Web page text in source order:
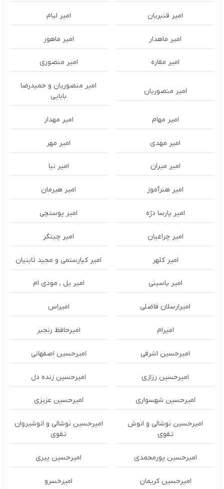
امیر قنبریان امیر لیام
امیر ماهدار امیر ماهور
امیر مقاره امیر منصوری
امیر منصوریان
امیر منصوریان و حمیدرضا
بابایی
امیر مهام امیر مهدار
امیر مهدی امیر مهر
امیر میران امیر نیا
امیر هنرآموز امیر هیرمان
امیر پارسا دژه امیر پوستچی
امیر چراغیان امیر چیتگر
امیر کلهر امیر کیارستمی و مجید ثابتیان
امیر یاسینی امیر یل , مودی ام
امیرارسلان فاضلی امیراس
امیرام امیرحافظ رنجبر
امیرحسین اشرفی امیرحسین اصفهانی
امیرحسین رزازی امیرحسین زنده دل
امیرحسین شهسواری امیرحسین عزیزی
امیرحسین نوشالی و انوش
تقوی
امیرحسین نوشالی و انوشیروان
تقوی
امیرحسین پورمحمدی امیرحسین پیری
امیرحسین کریمان امیرخسرو